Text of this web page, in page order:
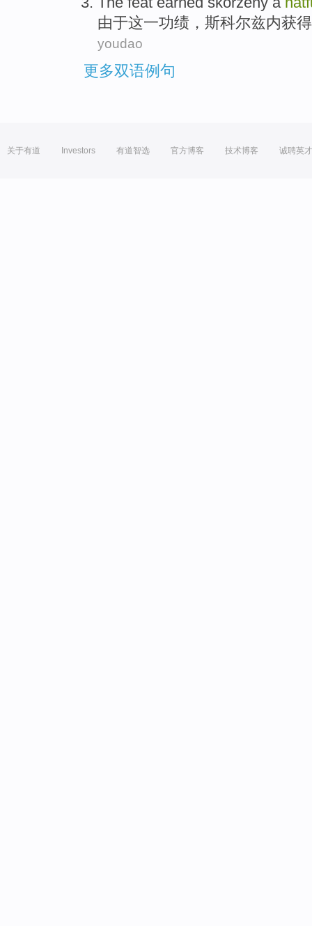
由于这一功绩 ，斯科尔兹内获得
youdao
更多双语例句
关于有道 Investors 有道智选 官方博客 技术博客 诚聘英才